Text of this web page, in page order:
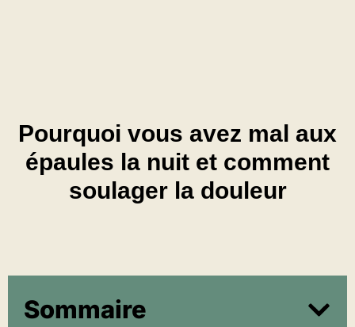
Pourquoi vous avez mal aux
épaules la nuit et comment
soulager la douleur
Sommaire